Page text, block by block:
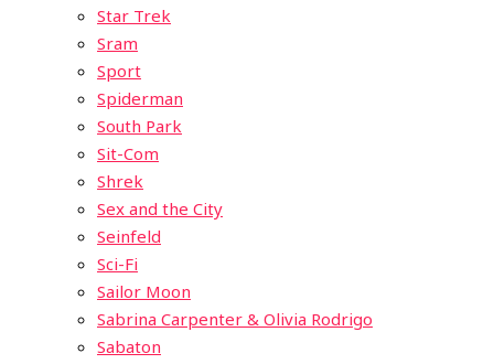
Star Trek
Sram
Sport
Spiderman
South Park
Sit-Com
Shrek
Sex and the City
Seinfeld
Sci-Fi
Sailor Moon
Sabrina Carpenter & Olivia Rodrigo
Sabaton